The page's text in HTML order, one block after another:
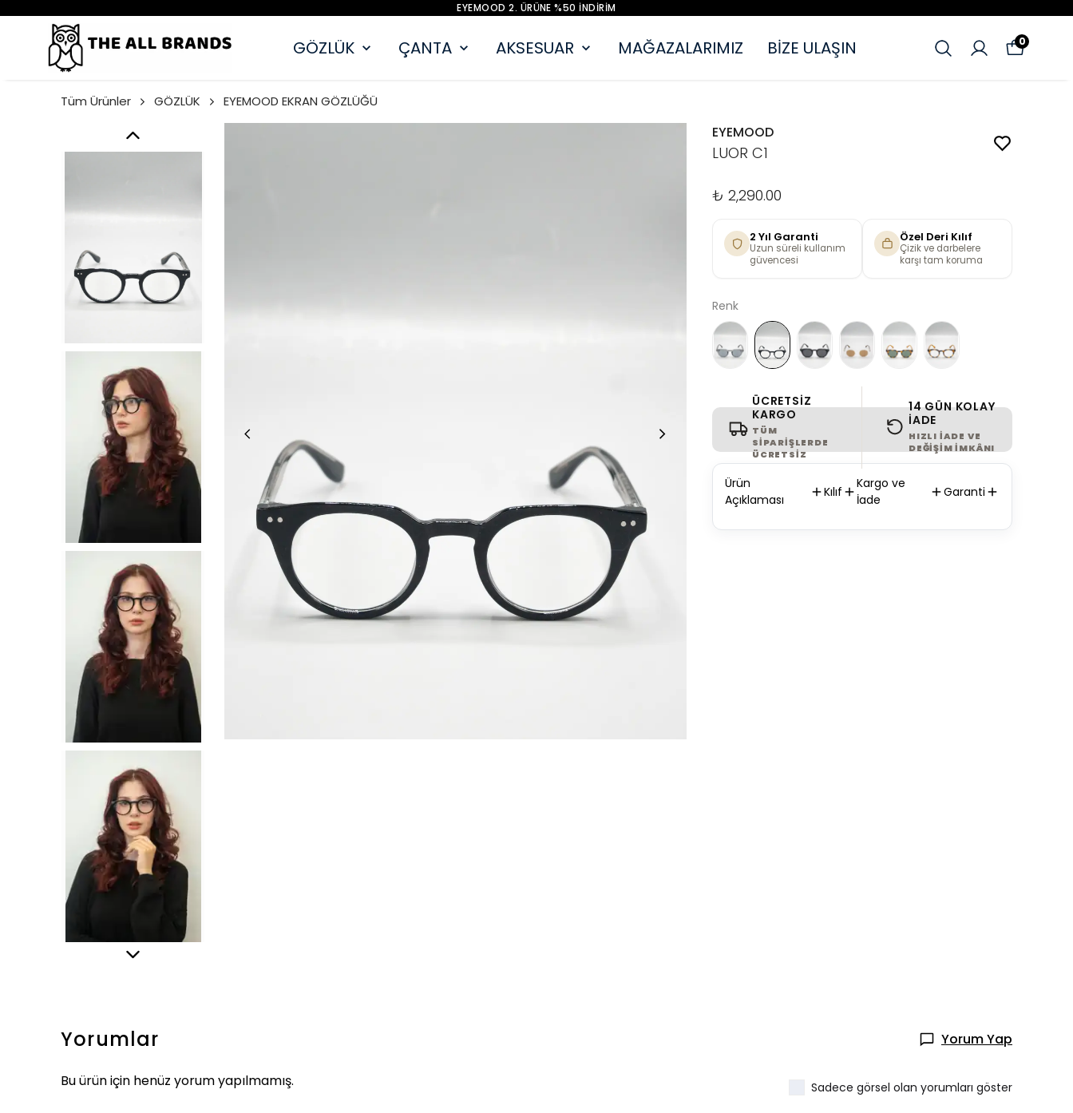
EYEMOOD 2. ÜRÜNE %50 İNDİRİM
GÖZLÜK ÇANTA AKSESUAR MAĞAZALARIMIZ BİZE ULAŞIN 0
Tüm Ürünler GÖZLÜK EYEMOOD EKRAN GÖZLÜĞÜ
EYEMOOD
LUOR C1
₺ 2,290.00
2 Yıl Garanti
Uzun süreli kullanım
güvencesi
Özel Deri Kılıf
Çizik ve darbelere
karşı tam koruma
Renk
ÜCRETSIZ
KARGO
TÜM
SIPARIŞLERDE
ÜCRETSIZ
14 GÜN KOLAY
İADE
HIZLI IADE VE
DEĞIŞIM IMKÂNI
Ürün
Açıklaması
Kılıf
Kargo ve
İade
Garanti
Yorumlar Yorum Yap
Bu ürün için henüz yorum yapılmamış. Sadece görsel olan yorumları göster